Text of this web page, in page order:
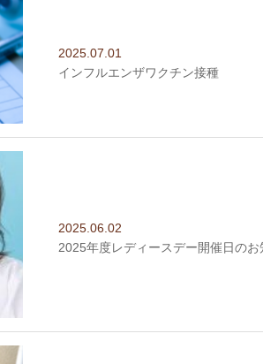
2025.07.01
インフルエンザワクチン接種
2025.06.02
2025年度レディースデー開催日のお